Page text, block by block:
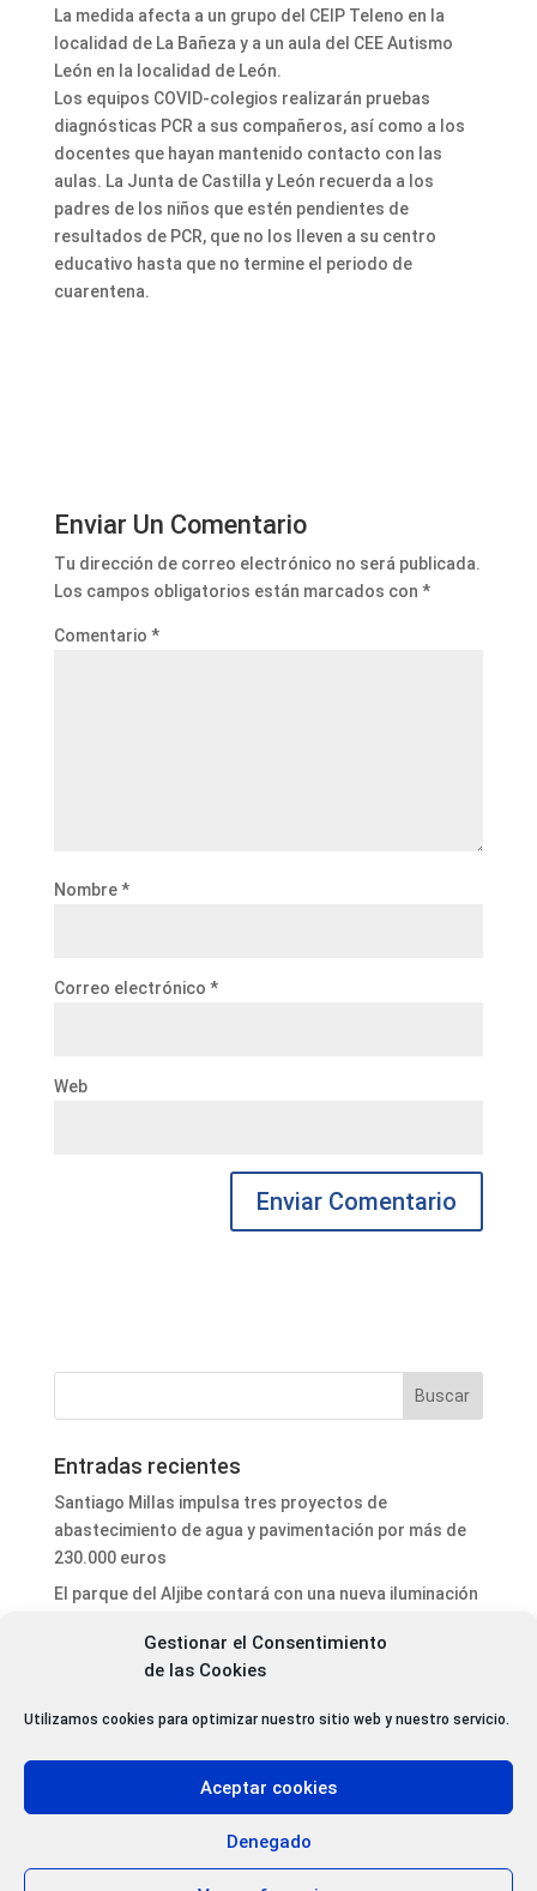
Gestionar el Consentimiento
de las Cookies
Utilizamos cookies para optimizar nuestro sitio web y nuestro servicio.
Aceptar cookies
Denegado
La medida afecta a un grupo del CEIP Teleno en la
localidad de La Bañeza y a un aula del CEE Autismo
León en la localidad de León.
Los equipos COVID-colegios realizarán pruebas
diagnósticas PCR a sus compañeros, así como a los
docentes que hayan mantenido contacto con las
aulas. La Junta de Castilla y León recuerda a los
padres de los niños que estén pendientes de
resultados de PCR, que no los lleven a su centro
educativo hasta que no termine el periodo de
cuarentena.
Enviar Un Comentario
Tu dirección de correo electrónico no será publicada.
Los campos obligatorios están marcados con *
Comentario *
Nombre*
Correo electrónico *
Web
Entradas recientes
Santiago Millas impulsa tres proyectos de
abastecimiento de agua y pavimentación por más de
230.000 euros
El parque del Aljibe contará con una nueva iluminación
de mantenimiento urbano
Amigos Mayores de la Catedral 2026
Concentración ciudadana en Astorga en memoria de
las 35 mujeres asesinadas en 2026 a manos de sus
parejas o exparejas